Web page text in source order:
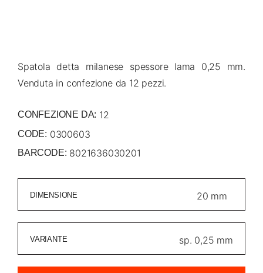
Spatola detta milanese spessore lama 0,25 mm.
Venduta in confezione da 12 pezzi.
CONFEZIONE DA: 12
CODE: 0300603
BARCODE: 8021636030201
DIMENSIONE
VARIANTE